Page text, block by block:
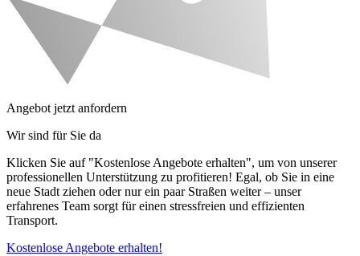
Angebot jetzt anfordern
Wir sind für Sie da
Klicken Sie auf "Kostenlose Angebote erhalten", um von unserer
professionellen Unterstützung zu profitieren! Egal, ob Sie in eine
neue Stadt ziehen oder nur ein paar Straßen weiter – unser
erfahrenes Team sorgt für einen stressfreien und effizienten
Transport.
Kostenlose Angebote erhalten!